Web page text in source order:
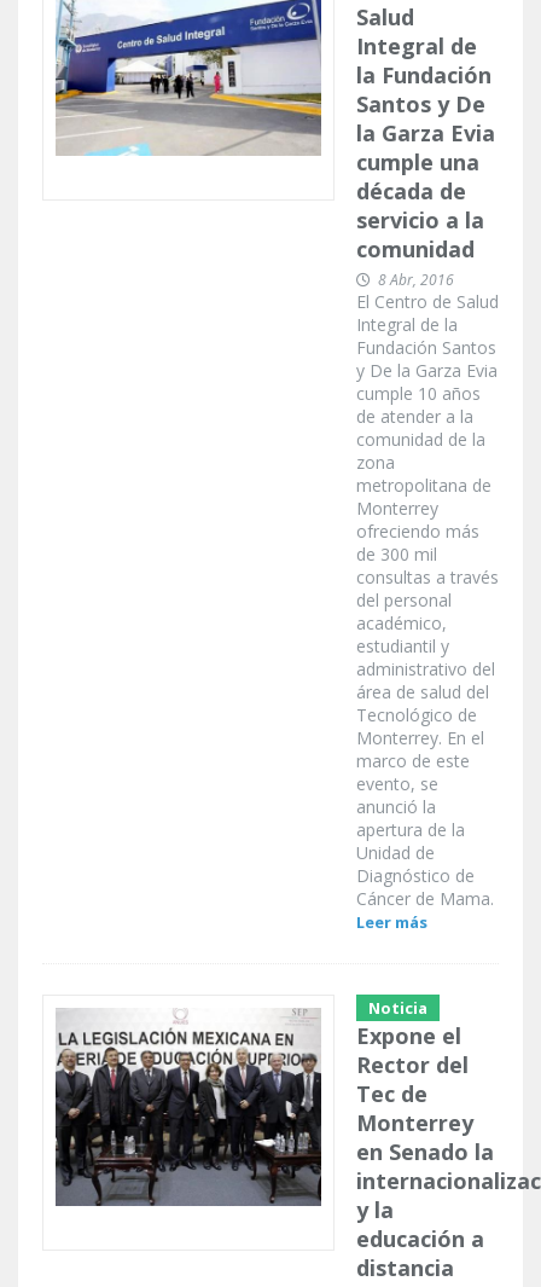
Salud
Integral de
la Fundación
Santos y De
la Garza Evia
cumple una
década de
servicio a la
comunidad
8 Abr, 2016
El Centro de Salud
Integral de la
Fundación Santos
y De la Garza Evia
cumple 10 años
de atender a la
comunidad de la
zona
metropolitana de
Monterrey
ofreciendo más
de 300 mil
consultas a través
del personal
académico,
estudiantil y
administrativo del
área de salud del
Tecnológico de
Monterrey. En el
marco de este
evento, se
anunció la
apertura de la
Unidad de
Diagnóstico de
Cáncer de Mama.
Leer más
Noticia
Expone el
Rector del
Tec de
Monterrey
en Senado la
y la
educación a
distancia